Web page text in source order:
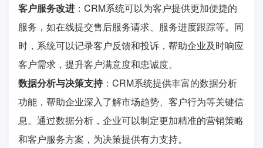
客户服务改进 ：CRM系统可以为客户提供更加便捷的
服务，如在线提交售后服务请求、服务进度跟踪等。同
时，系统可以记录客户反馈和投诉，帮助企业及时响应
客户需求，提升客户满意度和忠诚度。
数据分析与决策支持：CRM系统提供丰富的数据分析
功能，帮助企业深入了解市场趋势、客户行为等关键信
息。通过数据分析，企业可以制定更加精准的营销策略
和客户服务方案，为决策提供有力支持。